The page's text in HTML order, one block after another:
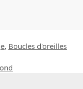
, Boucles d'oreilles